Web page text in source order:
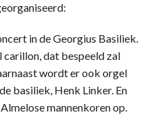
in de Georgius Basiliek.
carillon, dat bespeeld zal
wordt er ook orgel
basiliek, Henk Linker. En
mannenkoren op.